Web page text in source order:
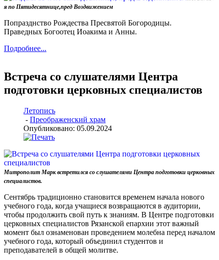
я по Пятидесятнице,пред Воздвижением
Попразднство Рождества Пресвятой Богородицы.
Праведных Богоотец Иоакима и Анны.
Подробнее...
Встреча со слушателями Центра
подготовки церковных специалистов
Летопись
- Преображенский храм
Опубликовано: 05.09.2024
Митрополит Марк встретился со слушателями Центра подготовки церковных
специалистов.
Сентябрь традиционно становится временем начала нового
учебного года, когда учащиеся возвращаются в аудитории,
чтобы продолжить свой путь к знаниям. В Центре подготовки
церковных специалистов Рязанской епархии этот важный
момент был ознаменован проведением молебна перед началом
учебного года, который объединил студентов и
преподавателей в общей молитве.